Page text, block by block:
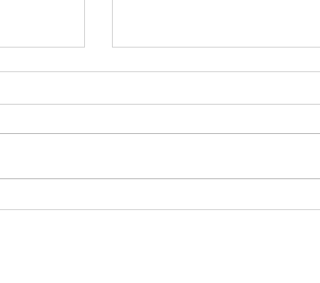
Ciabatta Biga e Semi